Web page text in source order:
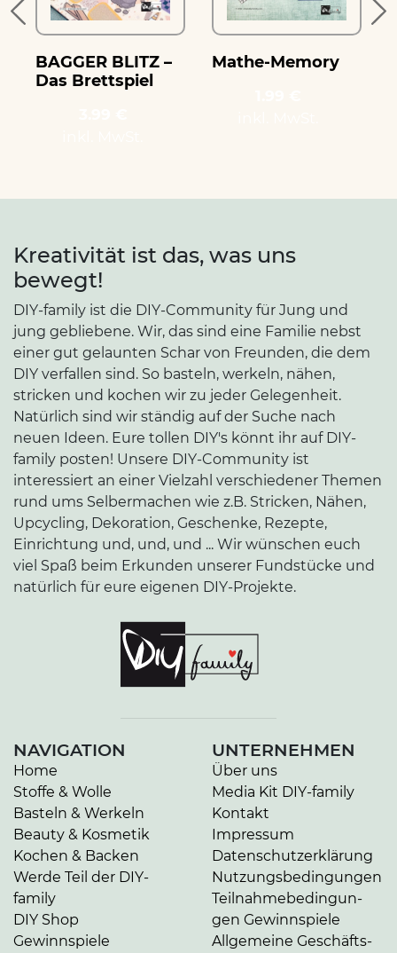
BAGGER BLITZ –
Das Brettspiel
Mathe-Memory
Kreativität ist das, was uns
bewegt!
DIY-family ist die DIY-Community für Jung und
jung gebliebene. Wir, das sind eine Familie nebst
einer gut gelaunten Schar von Freunden, die dem
DIY verfallen sind. So basteln, werkeln, nähen,
stricken und kochen wir zu jeder Gelegenheit.
Natürlich sind wir ständig auf der Suche nach
neuen Ideen. Eure tollen DIY's könnt ihr auf DIY-
family posten! Unsere DIY-Community ist
interessiert an einer Vielzahl verschiedener Themen
rund ums Selbermachen wie z.B. Stricken, Nähen,
Upcycling, Dekoration, Geschenke, Rezepte,
Einrichtung und, und, und ... Wir wünschen euch
viel Spaß beim Erkunden unserer Fundstücke und
natürlich für eure eigenen DIY-Projekte.
NAVIGATION
Home
Stoffe & Wolle
Basteln & Werkeln
Beauty & Kosmetik
Kochen & Backen
Werde Teil der DIY-
family
DIY Shop
Gewinnspiele
UNTERNEHMEN
Über uns
Media Kit DIY-family
Kontakt
Impressum
Da­ten­schutz­er­klä­rung
Nut­zungs­be­din­gun­gen
Teil­nah­me­be­din­gun­
gen Gewinnspiele
Allgemeine Ge­schäfts­